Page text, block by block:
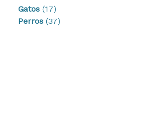
Gatos(17)
Perros(37)